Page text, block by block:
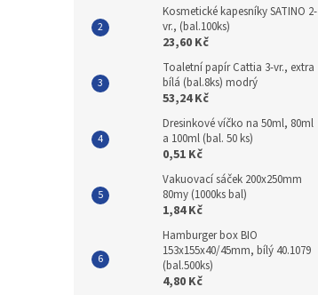
Kosmetické kapesníky SATINO 2-
vr., (bal.100ks)
23,60 Kč
Toaletní papír Cattia 3-vr., extra
bílá (bal.8ks) modrý
53,24 Kč
Dresinkové víčko na 50ml, 80ml
a 100ml (bal. 50 ks)
0,51 Kč
Vakuovací sáček 200x250mm
80my (1000ks bal)
1,84 Kč
Hamburger box BIO
153x155x40/45mm, bílý 40.1079
(bal.500ks)
4,80 Kč